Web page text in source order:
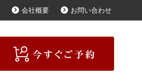
会社概要 お問い合わせ
お客様の声